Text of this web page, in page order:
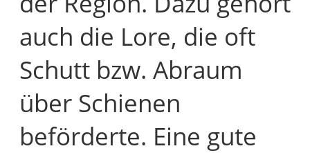
auch die Lore, die oft
Schutt bzw. Abraum
über Schienen
beförderte. Eine gute